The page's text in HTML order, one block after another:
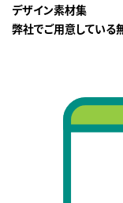
デザイン素材集
弊社でご用意している